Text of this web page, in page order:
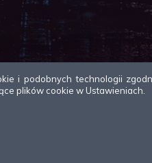
i podobnych technologii
plików cookie w Ustawieniach.